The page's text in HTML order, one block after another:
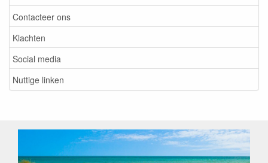
Contacteer ons
Klachten
Social media
Nuttige linken